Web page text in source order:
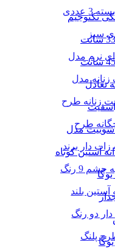
عددی
سبز
بلند
دو رنگ
پلنگ
تعادل
آستین کوتاه